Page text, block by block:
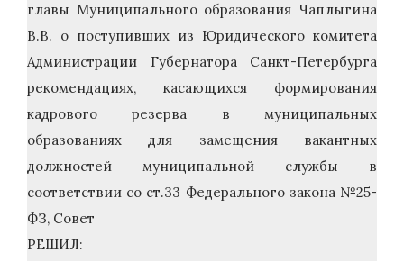
главы Муниципального образования Чаплыгина
В.В. о поступивших из Юридического комитета
Администрации Губернатора Санкт-Петербурга
рекомендациях, касающихся формирования
кадрового резерва в муниципальных
образованиях для замещения вакантных
должностей муниципальной службы в
соответствии со ст.33 Федерального закона №25-
ФЗ, Совет
РЕШИЛ: